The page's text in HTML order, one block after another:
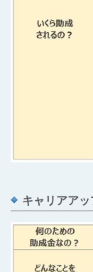
キャリアアッ